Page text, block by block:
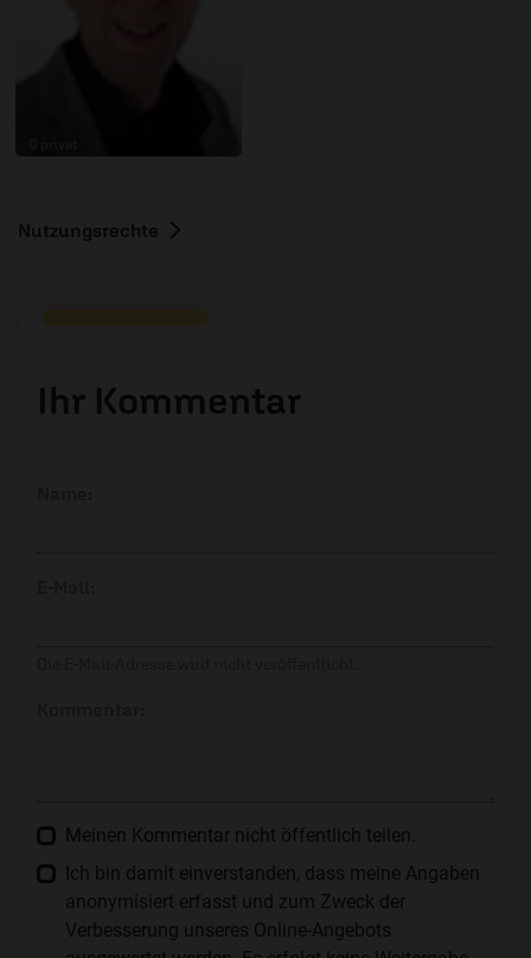
Nutzungsrechte
Ihr Kommentar
Meinen Kommentar nicht öffentlich teilen.
Ich bin damit einverstanden, dass meine Angaben
anonymisiert erfasst und zum Zweck der
Verbesserung unseres Online-Angebots